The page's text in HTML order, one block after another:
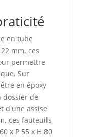
en tube
mm, ces
permettre
Sur
en époxy
dossier de
d'une assise
ces fauteuils
x P 55 x H 80